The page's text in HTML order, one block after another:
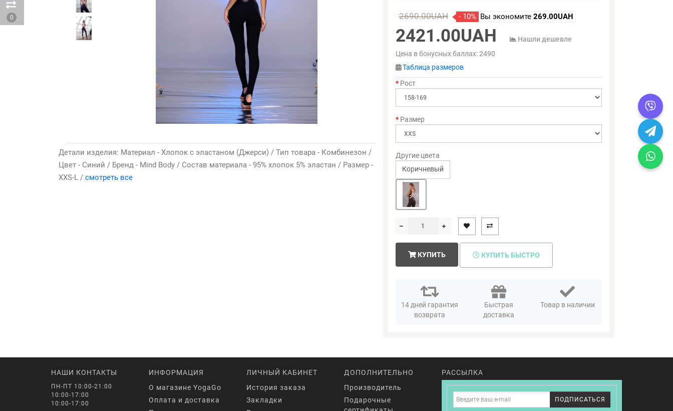
0
Детали изделия: Материал - Хлопок с эластаном (Джерси) / Тип товара - Комбинезон /
Цвет - Синий / Бренд - Mind Body / Состав материала - 95% хлопок 5% эластан / Размер -
XXS-L / смотреть все
2690.00UAH - 10% Вы экономите 269.00UAH
2421.00UAH
Нашли дешевле
Цена в бонусных баллах:2490
Таблица размеров
Рост
Размер
Другие цвета
Коричневый
КУПИТЬ КУПИТЬ БЫСТРО
14 дней гарантия
возврата
Быстрая
доставка
Товар в наличии
НАШИ КОНТАКТЫ
ПН-ПТ 10:00-21:00
10:00-17:00
10:00-17:00
ИНФОРМАЦИЯ
О магазине YogaGo
Оплата и доставка
ЛИЧНЫЙ КАБИНЕТ
История заказа
Закладки
ДОПОЛНИТЕЛЬНО
Производитель
Подарочные
РАССЫЛКА
ПОДПИСАТЬСЯ